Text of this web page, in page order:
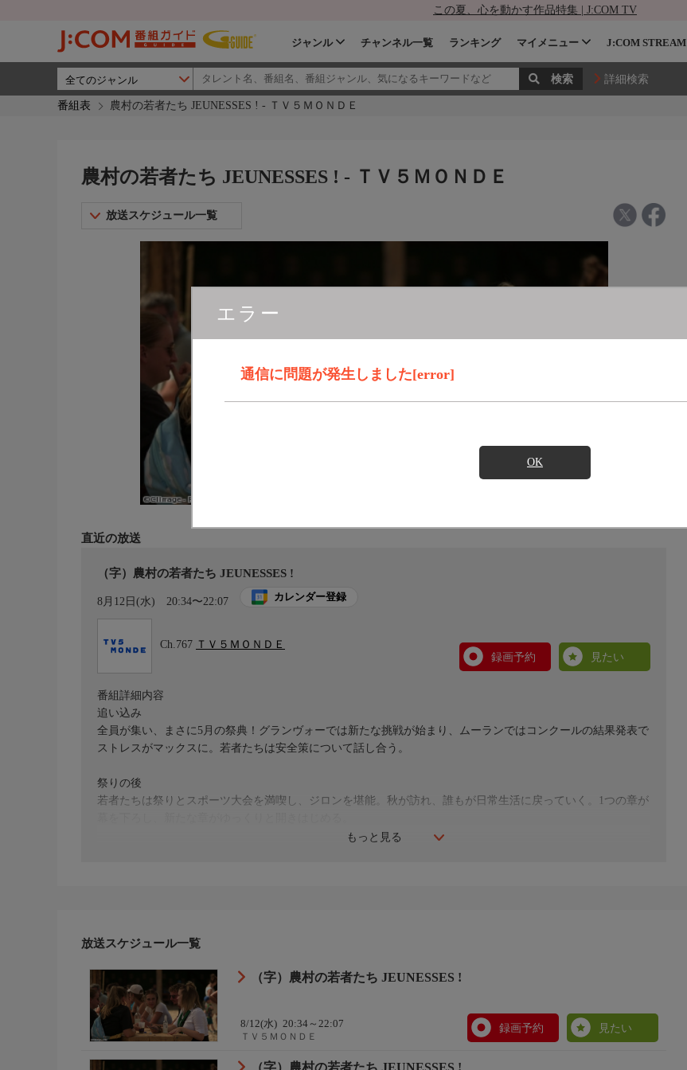
この夏、心を動かす作品特集 | J:COM TV
ジャンル チャンネル一覧 ランキング マイメニュー J:COM STREAM
詳細検索
番組表 農村の若者たち JEUNESSES ! - ＴＶ５ＭＯＮＤＥ
エラー
通信に問題が発生しました[error]
OK
農村の若者たち JEUNESSES ! - ＴＶ５ＭＯＮＤＥ
放送スケジュール一覧
直近の放送
（字）農村の若者たち JEUNESSES !
8月12日(水) 20:34〜22:07 カレンダー登録
Ch.767 ＴＶ５ＭＯＮＤＥ
録画予約
見たい
もっと見る
番組詳細内容
追い込み
全員が集い、まさに5月の祭典！グランヴォーでは新たな挑戦が始まり、ムーランではコンクールの結果発表で
ストレスがマックスに。若者たちは安全策について話し合う。
祭りの後
若者たちは祭りとスポーツ大会を満喫し、ジロンを堪能。秋が訪れ、誰もが日常生活に戻っていく。1つの章が
放送スケジュール一覧
（字）農村の若者たち JEUNESSES !
8/12(水) 20:34～22:07
ＴＶ５ＭＯＮＤＥ
録画予約 見たい
（字）農村の若者たち JEUNESSES !